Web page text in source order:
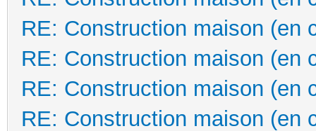
RE: Construction maison (en
RE: Construction maison (en
RE: Construction maison (en
RE: Construction maison (en